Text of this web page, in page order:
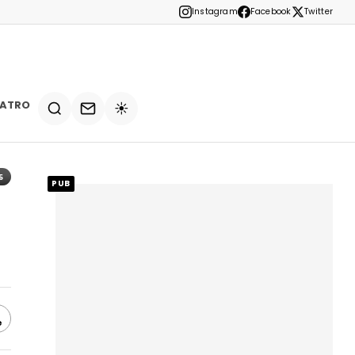
Instagram Facebook Twitter
☀️
PUB